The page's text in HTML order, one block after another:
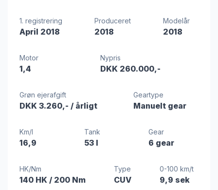
1. registrering
April 2018
Produceret
2018
Modelår
2018
Motor
1,4
Nypris
DKK 260.000,-
Grøn ejerafgift
DKK 3.260,- / årligt
Geartype
Manuelt gear
Km/l
16,9
Tank
53 l
Gear
6 gear
HK/Nm
140 HK / 200 Nm
Type
CUV
0-100 km/t
9,9 sek